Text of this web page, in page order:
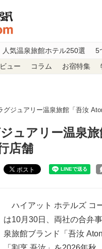
人気温泉旅館ホテル250選 5
ュー コラム お宿特集
グジュアリー温泉旅館「吾汝
ュアリー温泉旅
店舗
ポスト
ハイアット ホテルズ コ
は10月30日、両社の合弁
泉旅館ブランド「吾汝